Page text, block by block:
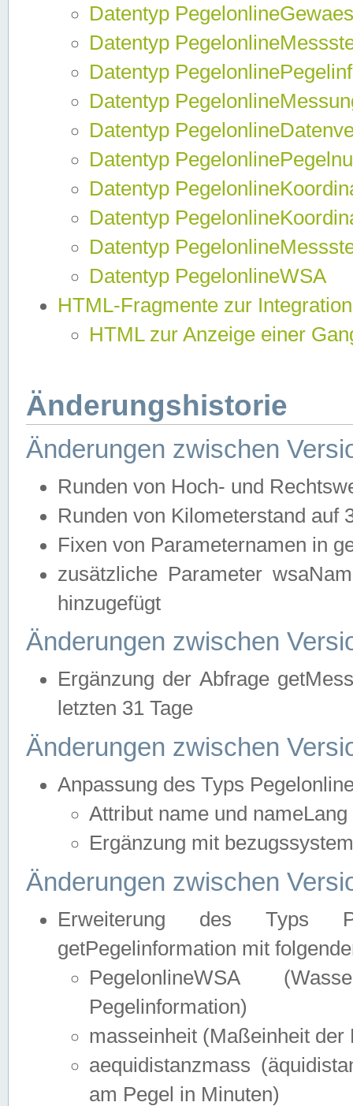
Datentyp
Datentyp
Datentyp
Datentyp
Datentyp
Datentyp
Datentyp
Datentyp
Datentyp
Datentyp PegelonlineWSA
HTML-Fragmente zur
HTML zur Anzeige einer
Änderungshistorie
Änderungen zwischen
Runden von Hoch- und
Runden von Kilometerstand auf
Fixen von Parameternamen in
zusätzliche Parameter
hinzugefügt
Änderungen zwischen
Ergänzung der Abfrage
letzten 31 Tage
Änderungen zwischen
Anpassung des Typs
Attribut name und
Ergänzung mit
Änderungen zwischen
Erweiterung des Typs
getPegelinformation mit
PegelonlineWSA
Pegelinformation)
masseinheit (Maßeinheit der
aequidistanzmass
am Pegel in Minuten)